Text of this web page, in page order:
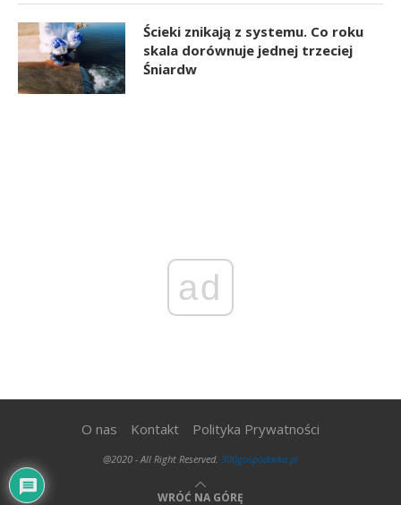
Ścieki znikają z systemu. Co roku
skala dorównuje jednej trzeciej
Śniardw
ad
O nas Kontakt Polityka Prywatności
@2020 - All Right Reserved. 300gospodarka.pl
WRÓĆ NA GÓRĘ